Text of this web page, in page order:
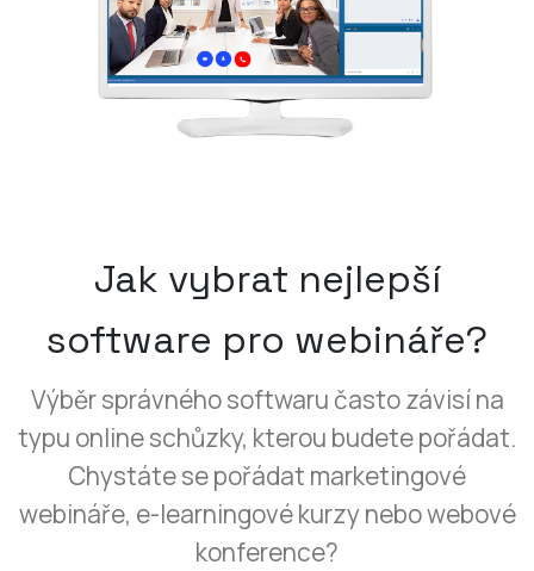
Jak vybrat nejlepší
software pro webináře?
Výběr správného softwaru často závisí na
typu online schůzky, kterou budete pořádat.
Chystáte se pořádat marketingové
webináře, e-learningové kurzy nebo webové
konference?